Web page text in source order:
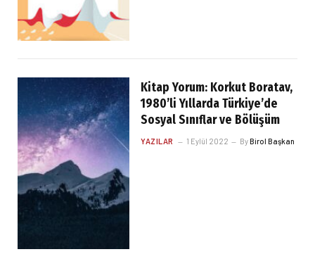
Kitap Yorum: Korkut Boratav,
1980’li Yıllarda Türkiye’de
Sosyal Sınıflar ve Bölüşüm
YAZILAR 1 Eylül 2022 ByBirol Başkan